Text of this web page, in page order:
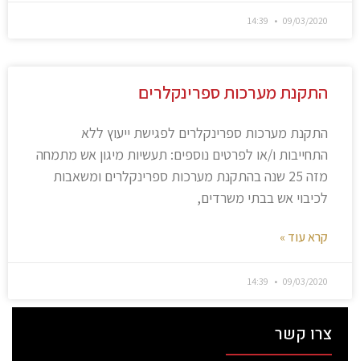
09/03/2020
התקנת מערכות ספרינקלרים
התקנת מערכות ספרינקלרים לפגישת ייעוץ ללא
התחייבות ו/או לפרטים נוספים: תעשיות מיגון אש מתמחה
מזה 25 שנה בהתקנת מערכות ספרינקלרים ומשאבות
לכיבוי אש בבתי משרדים,
קרא עוד »
09/03/2020
צרו קשר